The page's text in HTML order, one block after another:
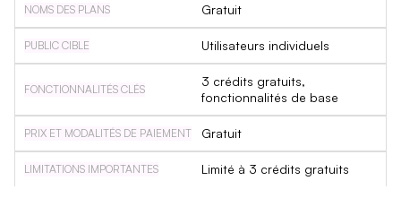
Gratuit
Utilisateurs individuels
3 crédits gratuits,
fonctionnalités de base
Gratuit
Limité à 3 crédits gratuits